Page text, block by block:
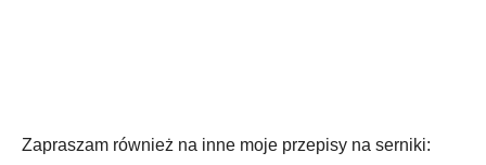
Zapraszam również na inne moje przepisy na serniki: